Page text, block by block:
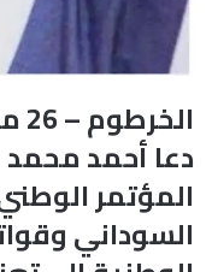
الخرطوم – 26 مايو 2026
دعا أحمد
المؤتمر
السوداني